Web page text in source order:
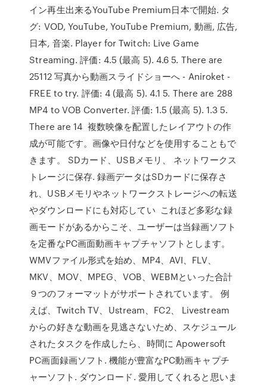
イン再生出来るYouTube Premium日本で開始. タ
グ: VOD, YouTube, YouTube Premium, 動画, 広告,
日本, 音楽. Player for Twitch: Live Game
Streaming. 評価: 4.5 (最高 5). 4.6 5. There are
25112 写真から動画スライドショーへ - Aniroket -
FREE to try. 評価: 4 (最高 5). 4.1 5. There are 288
MP4 to VOB Converter. 評価: 1.5 (最高 5). 1.3 5.
There are 14 複数映像を配置したレイアウトの作
成が可能です。画像や日付などを使用することもで
きます。 SDカード、USBメモリ、 ネットワークス
トレージに保存. 録画データはSDカードに保存さ
れ、USBメモリやネットワークストレージへの転送
やダウンロードにも対応してい これほど多彩な録
画モードがあるからこそ、ユーザーは当録画ソフト
を定番なPC画面動画キャプチャソフトとします。
WMVファイル形式を始め、MP4、AVI、FLV、
MKV、MOV、MPEG、VOB、WEBMといった合計
９つのフォーマットがサポートされています。 例
えば、Twitch TV、Ustream、FC2、 Livestream
からの好きな動画を見逃さないため、スケジュール
されたタスクを作成したら、時間に Apowersoft
PC画面録画ソフト. 機能が豊富なPC動画キャプチ
ャーソフト. ダウンロード. 愛用してくれると思いま